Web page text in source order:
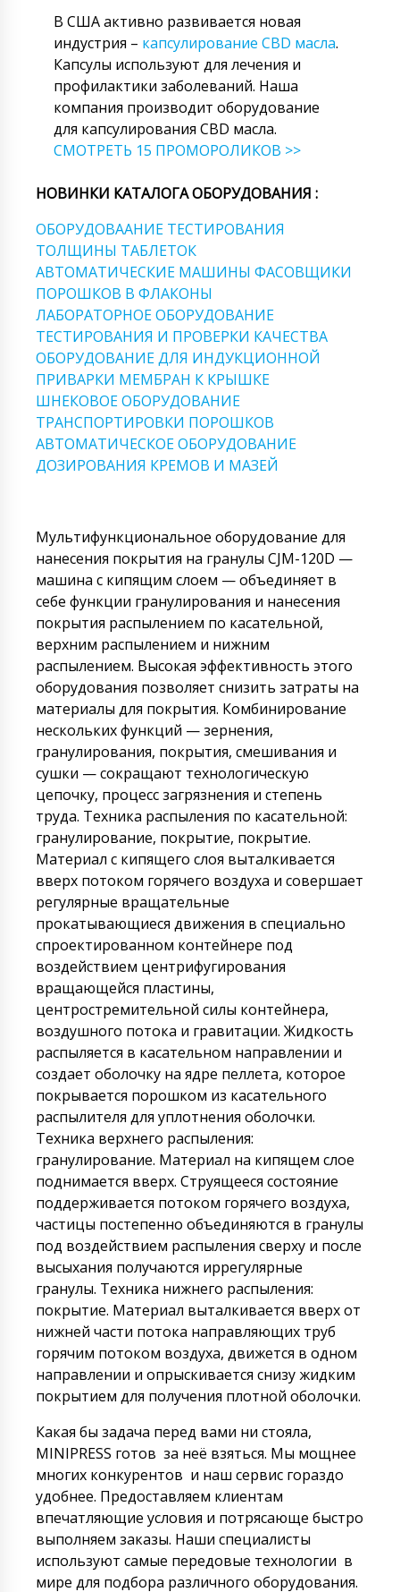
В США активно развивается новая
индустрия – капсулирование CBD масла.
Капсулы используют для лечения и
профилактики заболеваний. Наша
компания производит оборудование
для капсулирования CBD масла.
СМОТРЕТЬ 15 ПРОМОРОЛИКОВ >>
НОВИНКИ КАТАЛОГА ОБОРУДОВАНИЯ :
ОБОРУДОВААНИЕ ТЕСТИРОВАНИЯ
ТОЛЩИНЫ ТАБЛЕТОК
АВТОМАТИЧЕСКИЕ МАШИНЫ ФАСОВЩИКИ
ПОРОШКОВ В ФЛАКОНЫ
ЛАБОРАТОРНОЕ ОБОРУДОВАНИЕ
ТЕСТИРОВАНИЯ И ПРОВЕРКИ КАЧЕСТВА
ОБОРУДОВАНИЕ ДЛЯ ИНДУКЦИОННОЙ
ПРИВАРКИ МЕМБРАН К КРЫШКЕ
ШНЕКОВОЕ ОБОРУДОВАНИЕ
ТРАНСПОРТИРОВКИ ПОРОШКОВ
АВТОМАТИЧЕСКОЕ ОБОРУДОВАНИЕ
ДОЗИРОВАНИЯ КРЕМОВ И МАЗЕЙ
Мультифункциональное оборудование для
нанесения покрытия на гранулы CJM-120D —
машина с кипящим слоем — объединяет в
себе функции гранулирования и нанесения
покрытия распылением по касательной,
верхним распылением и нижним
распылением. Высокая эффективность этого
оборудования позволяет снизить затраты на
материалы для покрытия. Комбинирование
нескольких функций — зернения,
гранулирования, покрытия, смешивания и
сушки — сокращают технологическую
цепочку, процесс загрязнения и степень
труда. Техника распыления по касательной:
гранулирование, покрытие, покрытие.
Материал с кипящего слоя выталкивается
вверх потоком горячего воздуха и совершает
регулярные вращательные
прокатывающиеся движения в специально
спроектированном контейнере под
воздействием центрифугирования
вращающейся пластины,
центростремительной силы контейнера,
воздушного потока и гравитации. Жидкость
распыляется в касательном направлении и
создает оболочку на ядре пеллета, которое
покрывается порошком из касательного
распылителя для уплотнения оболочки.
Техника верхнего распыления:
гранулирование. Материал на кипящем слое
поднимается вверх. Струящееся состояние
поддерживается потоком горячего воздуха,
частицы постепенно объединяются в гранулы
под воздействием распыления сверху и после
высыхания получаются иррегулярные
гранулы. Техника нижнего распыления:
покрытие. Материал выталкивается вверх от
нижней части потока направляющих труб
горячим потоком воздуха, движется в одном
направлении и опрыскивается снизу жидким
покрытием для получения плотной оболочки.
Какая бы задача перед вами ни стояла,
MINIPRESS готов за неё взяться. Мы мощнее
многих конкурентов и наш сервис гораздо
удобнее. Предоставляем клиентам
впечатляющие условия и потрясающе быстро
выполняем заказы. Наши специалисты
используют самые передовые технологии в
мире для подбора различного оборудования.